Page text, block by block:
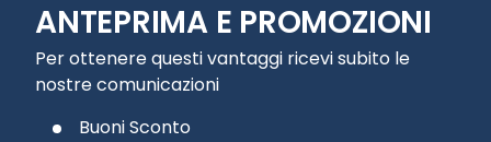
ANTEPRIMA E PROMOZIONI
Per ottenere questi vantaggi ricevi subito le
nostre comunicazioni
Buoni Sconto